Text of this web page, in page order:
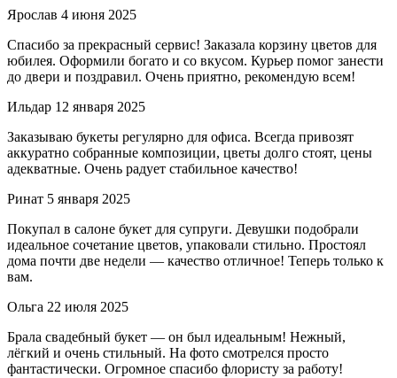
Ярослав 4 июня 2025
Спасибо за прекрасный сервис! Заказала корзину цветов для
юбилея. Оформили богато и со вкусом. Курьер помог занести
до двери и поздравил. Очень приятно, рекомендую всем!
Ильдар 12 января 2025
Заказываю букеты регулярно для офиса. Всегда привозят
аккуратно собранные композиции, цветы долго стоят, цены
адекватные. Очень радует стабильное качество!
Ринат 5 января 2025
Покупал в салоне букет для супруги. Девушки подобрали
идеальное сочетание цветов, упаковали стильно. Простоял
дома почти две недели — качество отличное! Теперь только к
вам.
Ольга 22 июля 2025
Брала свадебный букет — он был идеальным! Нежный,
лёгкий и очень стильный. На фото смотрелся просто
фантастически. Огромное спасибо флористу за работу!